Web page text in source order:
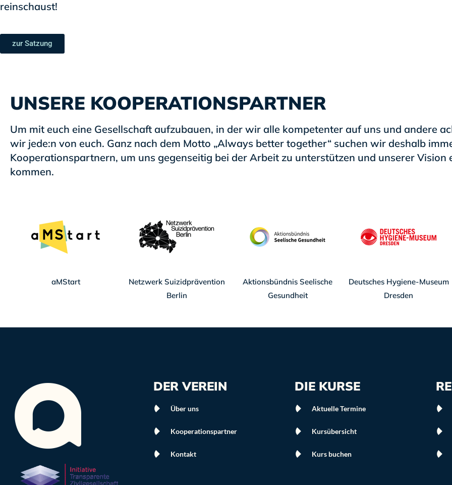
reinschaust!
zur Satzung
UNSERE KOOPERATIONSPARTNER
Um mit euch eine Gesellschaft aufzubauen, in der wir alle kompetenter auf uns und andere
wir jede:n von euch. Ganz nach dem Motto „Always better together“ suchen wir deshalb
Kooperationspartnern, um uns gegenseitig bei der Arbeit zu unterstützen und unserer Vision
kommen.
aMStart
Netzwerk Suizidprävention
Berlin
Aktionsbündnis Seelische
Gesundheit
Deutsches Hygiene-Museum
Dresden
DER VEREIN
Über uns
Kooperationspartner
Kontakt
DIE KURSE
Aktuelle Termine
Kursübersicht
Kurs buchen